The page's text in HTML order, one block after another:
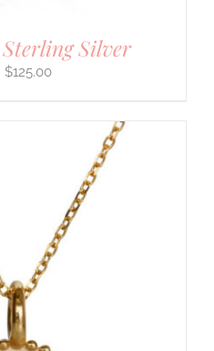
Silver
$125.00